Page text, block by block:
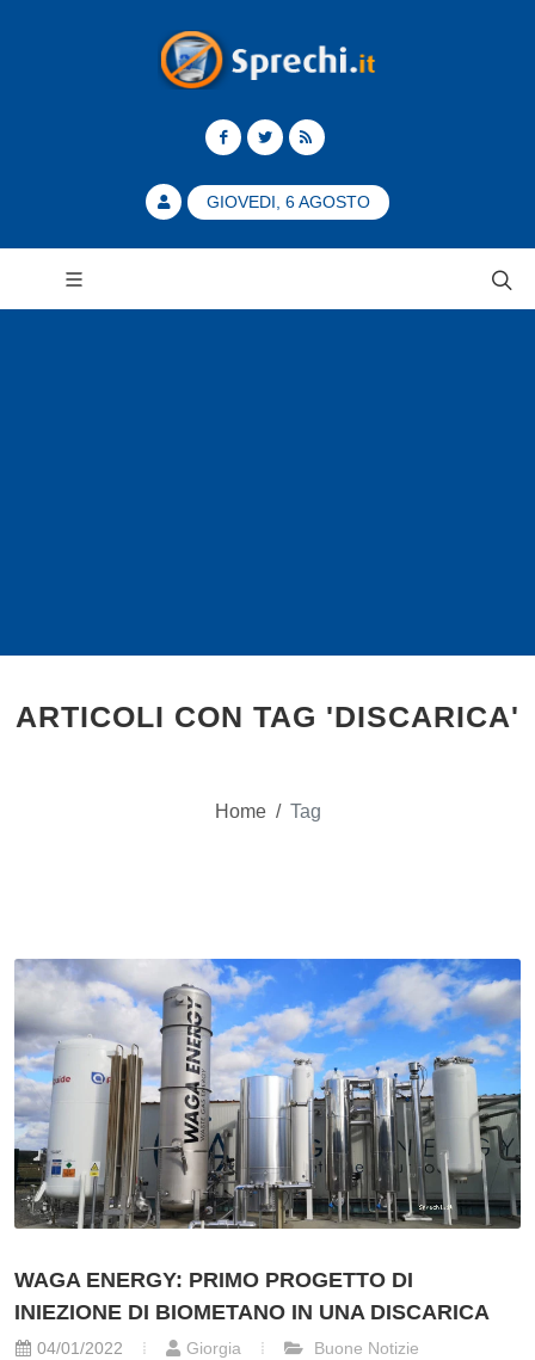
GIOVEDI, 6 AGOSTO
ARTICOLI CON TAG 'DISCARICA'
Home / Tag
WAGA ENERGY: PRIMO PROGETTO DI
INIEZIONE DI BIOMETANO IN UNA DISCARICA
04/01/2022 Giorgia Buone Notizie